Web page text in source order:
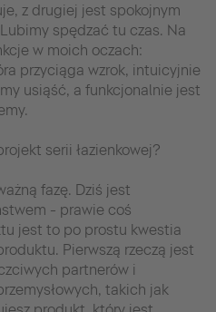
z drugiej jest spokojnym
spędzać tu czas. Na
w moich oczach:
przyciąga wzrok, intuicyjnie
usiąść, a funkcjonalnie jest
serii łazienkowej?
fazę. Dziś jest
- prawie coś
jest to po prostu kwestia
Pierwszą rzeczą jest
partnerów i
takich jak